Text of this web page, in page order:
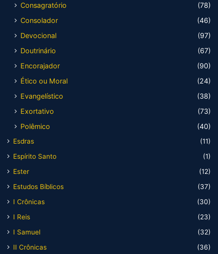
Consagratório
(78)
Consolador
(46)
Devocional
(97)
Doutrinário
(67)
Encorajador
(90)
Ético ou Moral
(24)
Evangelístico
(38)
Exortativo
(73)
Polêmico
(40)
Esdras
(11)
Espírito Santo
(1)
Ester
(12)
Estudos Bíblicos
(37)
I Crônicas
(30)
I Reis
(23)
I Samuel
(32)
II Crônicas
(36)